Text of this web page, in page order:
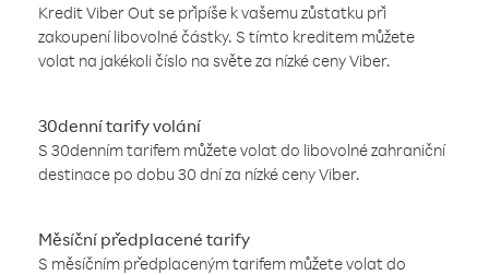
Kredit Viber Out se připíše k vašemu zůstatku při
zakoupení libovolné částky. S tímto kreditem můžete
volat na jakékoli číslo na světe za nízké ceny Viber.
30denní tarify volání
S 30denním tarifem můžete volat do libovolné zahraniční
destinace po dobu 30 dní za nízké ceny Viber.
Měsíční předplacené tarify
S měsíčním předplaceným tarifem můžete volat do